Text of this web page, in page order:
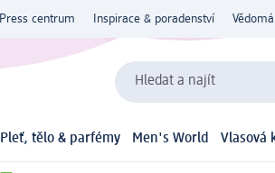
Press centrum Inspirace & poradenství
Hledat a najít
Pleť, tělo & parfémy Men's World Vlasová